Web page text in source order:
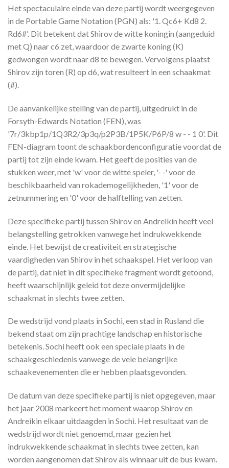
Het spectaculaire einde van deze partij wordt weergegeven
in de Portable Game Notation (PGN) als: '1. Qc6+ Kd8 2.
Rd6#'. Dit betekent dat Shirov de witte koningin (aangeduid
met Q) naar c6 zet, waardoor de zwarte koning (K)
gedwongen wordt naar d8 te bewegen. Vervolgens plaatst
Shirov zijn toren (R) op d6, wat resulteert in een schaakmat
(#).
De aanvankelijke stelling van de partij, uitgedrukt in de
Forsyth-Edwards Notation (FEN), was
'7r/3kbp1p/1Q3R2/3p3q/p2P3B/1P5K/P6P/8 w - - 1 0'. Dit
FEN-diagram toont de schaakbordenconfiguratie voordat de
partij tot zijn einde kwam. Het geeft de posities van de
stukken weer, met 'w' voor de witte speler, '- -' voor de
beschikbaarheid van rokademogelijkheden, '1' voor de
zetnummering en '0' voor de halftelling van zetten.
Deze specifieke partij tussen Shirov en Andreikin heeft veel
belangstelling getrokken vanwege het indrukwekkende
einde. Het bewijst de creativiteit en strategische
vaardigheden van Shirov in het schaakspel. Het verloop van
de partij, dat niet in dit specifieke fragment wordt getoond,
heeft waarschijnlijk geleid tot deze onvermijdelijke
schaakmat in slechts twee zetten.
De wedstrijd vond plaats in Sochi, een stad in Rusland die
bekend staat om zijn prachtige landschap en historische
betekenis. Sochi heeft ook een speciale plaats in de
schaakgeschiedenis vanwege de vele belangrijke
schaakevenementen die er hebben plaatsgevonden.
De datum van deze specifieke partij is niet opgegeven, maar
het jaar 2008 markeert het moment waarop Shirov en
Andreikin elkaar uitdaagden in Sochi. Het resultaat van de
wedstrijd wordt niet genoemd, maar gezien het
indrukwekkende schaakmat in slechts twee zetten, kan
worden aangenomen dat Shirov als winnaar uit de bus kwam.